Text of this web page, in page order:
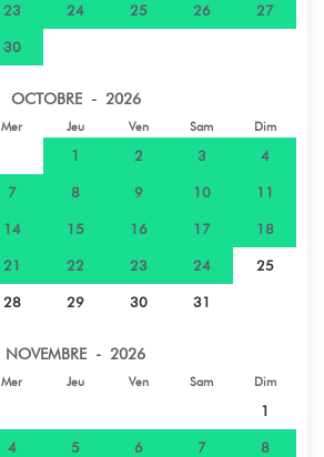
23 24 25 26 27
30
OCTOBRE - 2026
Mer Jeu Ven Sam Dim
1 2 3 4
7 8 9 10 11
14 15 16 17 18
21 22 23 24 25
28 29 30 31
NOVEMBRE - 2026
Mer Jeu Ven Sam Dim
1
4 5 6 7 8